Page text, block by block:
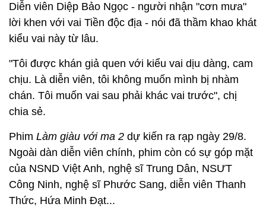
Diễn viên Diệp Bảo Ngọc - người nhận "cơn mưa"
lời khen với vai Tiền độc địa - nói đã thầm khao khát
kiểu vai này từ lâu.
"Tôi được khán giả quen với kiểu vai dịu dàng, cam
chịu. Là diễn viên, tôi không muốn mình bị nhàm
chán. Tôi muốn vai sau phải khác vai trước", chị
chia sẻ.
Phim Làm giàu với ma 2 dự kiến ra rạp ngày 29/8.
Ngoài dàn diễn viên chính, phim còn có sự góp mặt
của NSND Việt Anh, nghệ sĩ Trung Dân, NSƯT
Công Ninh, nghệ sĩ Phước Sang, diễn viên Thanh
Thức, Hứa Minh Đạt...